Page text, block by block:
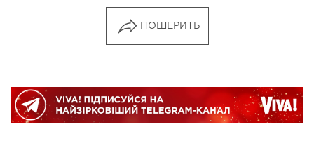
ПОШЕРИТЬ